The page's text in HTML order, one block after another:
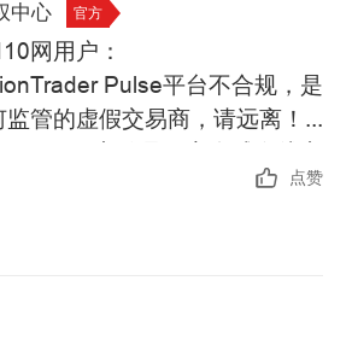
中心 官方
网用户：
Pulse平台不合规，是
管的虚假交易商，请远离！
供加密货币、外汇产品投资交
未公布其具体经营地址和金
便核实。
国未批准任何机构在境内开
点赞